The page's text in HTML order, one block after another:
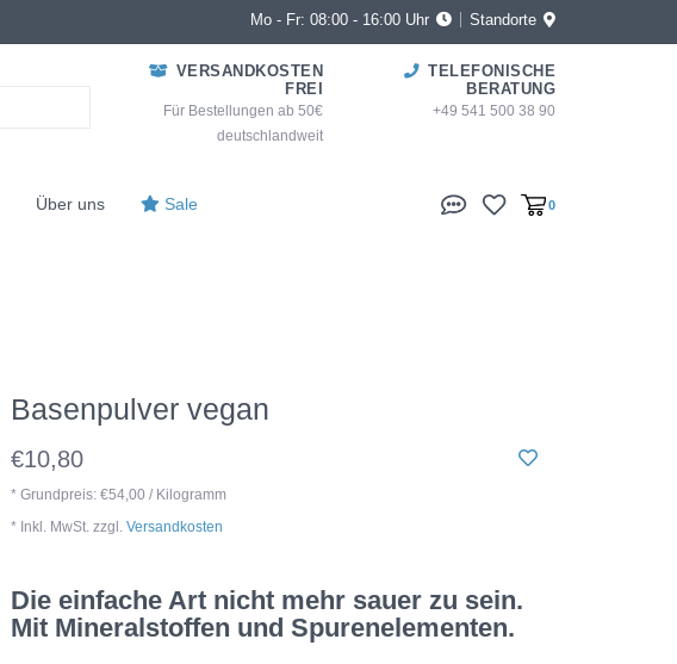
Mo - Fr: 08:00 - 16:00 Uhr Standorte
VERSANDKOSTEN
FREI
Für Bestellungen ab 50€
deutschlandweit
TELEFONISCHE
BERATUNG
+49 541 500 38 90
Über uns Sale 0
Basenpulver vegan
€10,80
* Grundpreis: €54,00 / Kilogramm
* Inkl. MwSt. zzgl. Versandkosten
Die einfache Art nicht mehr sauer zu sein.
Mit Mineralstoffen und Spurenelementen.